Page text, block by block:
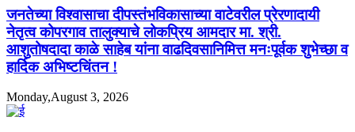
जनतेच्या विश्वासाचा दीपस्तंभविकासाच्या वाटेवरील प्रेरणादायी
नेतृत्व कोपरगाव तालुक्याचे लोकप्रिय आमदार मा. श्री.
आशुतोषदादा काळे साहेब यांना वाढदिवसानिमित्त मनःपूर्वक शुभेच्छा व
हार्दिक अभिष्टचिंतन !
Monday,August 3, 2026